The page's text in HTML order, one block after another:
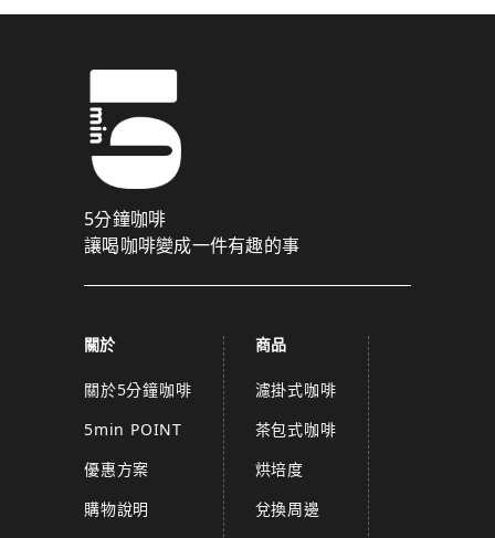
5分鐘咖啡
讓喝咖啡變成一件有趣的事
關於
關於5分鐘咖啡
5min POINT
優惠方案
購物說明
商品
濾掛式咖啡
茶包式咖啡
烘培度
兌換周邊